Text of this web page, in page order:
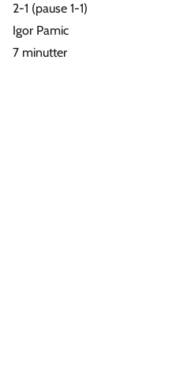
2-1 (pause 1-1)
Igor Pamic
7 minutter